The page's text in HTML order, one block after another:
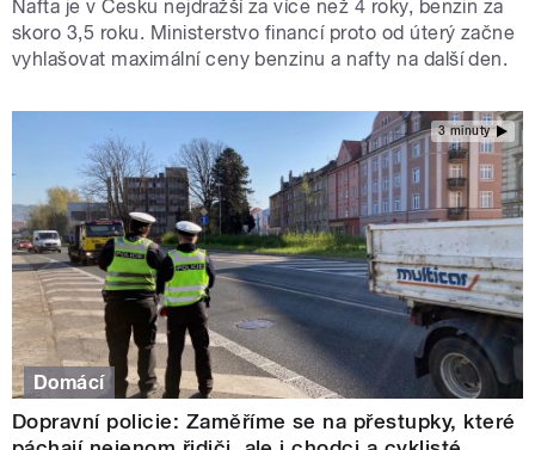
Nafta je v Česku nejdražší za více než 4 roky, benzin za
skoro 3,5 roku. Ministerstvo financí proto od úterý začne
vyhlašovat maximální ceny benzinu a nafty na další den.
3 minuty
Domácí
Dopravní policie: Zaměříme se na přestupky, které